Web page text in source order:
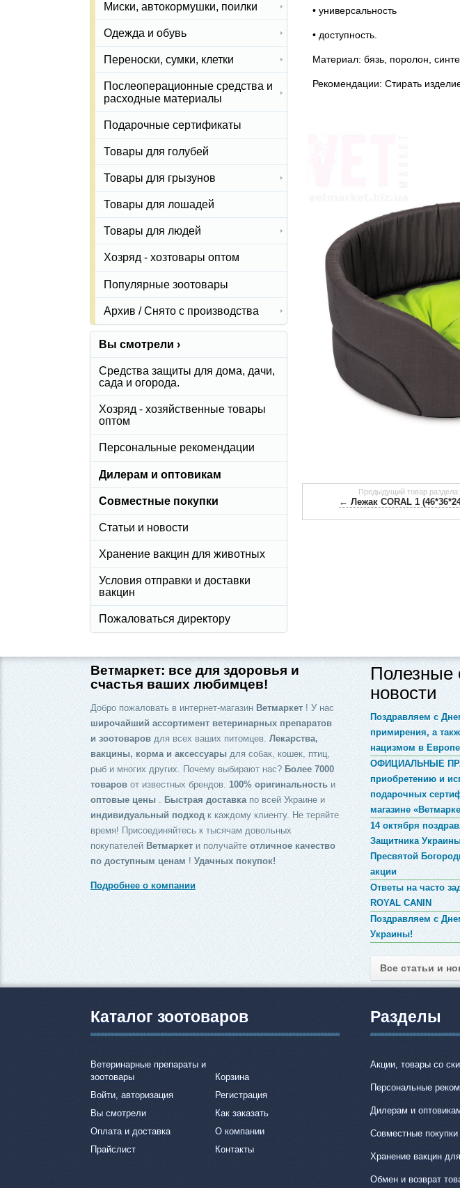
• универсальность
• доступность.
Материал: бязь, поролон,
Рекомендации: Стирать
Предыдущий товар раздела:
← Лежак CORAL 1
Миски, автокормушки, поилки
Одежда и обувь
Переноски, сумки, клетки
Послеоперационные средства и
расходные материалы
Подарочные сертификаты
Товары для голубей
Товары для грызунов
Товары для лошадей
Товары для людей
Хозряд - хозтовары оптом
Популярные зоотовары
Архив / Снято с производства
Вы смотрели ›
Средства защиты для дома, дачи,
сада и огорода.
Хозряд - хозяйственные товары
оптом
Персональные рекомендации
Дилерам и оптовикам
Совместные покупки
Статьи и новости
Хранение вакцин для животных
Условия отправки и доставки
вакцин
Пожаловаться директору
Ветмаркет: все для здоровья и
счастья ваших любимцев!
Добро пожаловать в интернет-магазин Ветмаркет ! У нас
широчайший ассортимент ветеринарных препаратов
и зоотоваров для всех ваших питомцев. Лекарства,
вакцины, корма и аксессуары для собак, кошек, птиц,
рыб и многих других. Почему выбирают нас? Более 7000
товаров от известных брендов. 100% оригинальность и
оптовые цены
Быстрая доставка по всей Украине и
индивидуальный подход к каждому клиенту. Не теряйте
время! Присоединяйтесь к тысячам довольных
покупателей Ветмаркет и получайте отличное качество
по доступным ценам ! Удачных покупок!
Подробнее о компании
Полезные
новости
Поздравляем с
примирения, а
нацизмом в
ОФИЦИАЛЬНЫЕ
приобретению и
подарочных
магазине
14 октября
Защитника
Пресвятой
акции
Ответы на часто
ROYAL CANIN
Поздравляем с
Украины!
Все статьи и
Каталог зоотоваров
Ветеринарные препараты и
зоотовары
Корзина
Войти, авторизация
Регистрация
Вы смотрели
Как заказать
Оплата и доставка
О компании
Прайслист
Контакты
Разделы
Акции, товары со
Персональные
Дилерам и
Совместные покупки
Хранение вакцин
Обмен и возврат